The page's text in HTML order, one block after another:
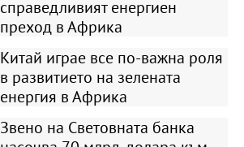
справедливият енергиен
преход в Африка
Китай играе все по-важна роля
в развитието на зелената
енергия в Африка
Звено на Световната банка